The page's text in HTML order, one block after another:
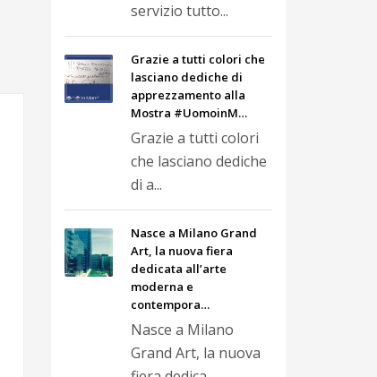
servizio tutto...
Grazie a tutti colori che
lasciano dediche di
apprezzamento alla
Mostra #UomoinM…
Grazie a tutti colori
che lasciano dediche
di a...
Nasce a Milano Grand
Art, la nuova fiera
dedicata all’arte
moderna e
contempora…
Nasce a Milano
Grand Art, la nuova